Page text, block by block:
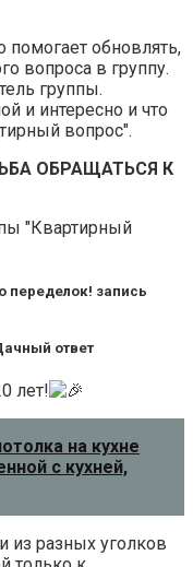
помогает обновлять,
вопроса в группу.
группы.
и интересно и что
вопрос".
ОБРАЩАТЬСЯ К
"Квартирный
запись
ответ
лет!
на кухне
с кухней,
из разных уголков